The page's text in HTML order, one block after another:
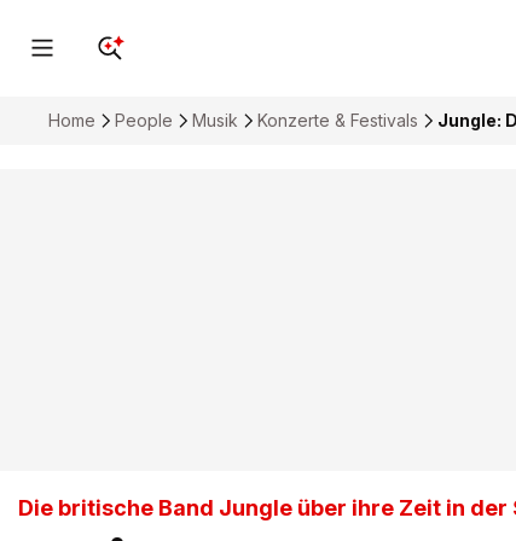
Home People Musik Konzerte & Festivals Jungle:
Die britische Band Jungle über ihre Zeit in der